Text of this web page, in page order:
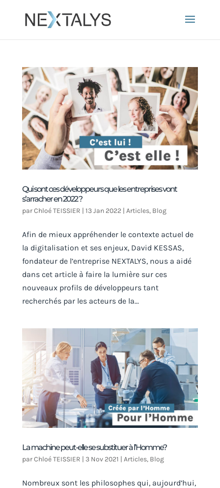
Qui sont ces développeurs que les entreprises vont
s’arracher en 2022 ?
parChloé TEISSIER | 13 Jan 2022| Articles, Blog
Afin de mieux appréhender le contexte actuel de
la digitalisation et ses enjeux, David KESSAS,
fondateur de l’entreprise NEXTALYS, nous a aidé
dans cet article à faire la lumière sur ces
nouveaux profils de développeurs tant
recherchés par les acteurs de la...
La machine peut-elle se substituer à l’Homme?
parChloé TEISSIER | 3 Nov 2021 | Articles, Blog
Nombreux sont les philosophes qui, aujourd’hui,